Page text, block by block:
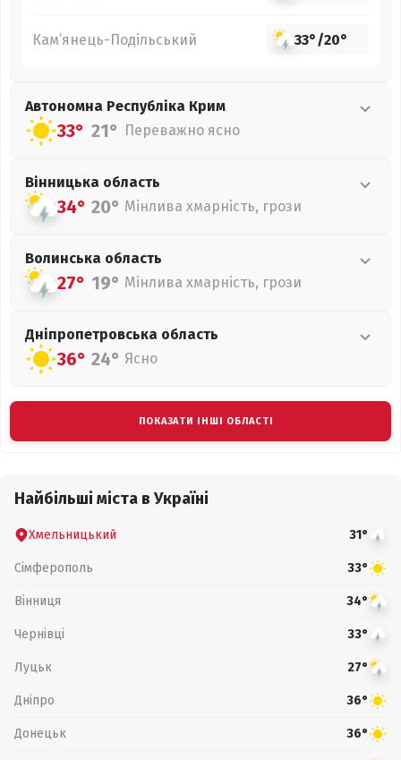
Кам’янець-Подільський 33°/20°
Автономна Республіка Крим
33° 21° Переважно ясно
Вінницька область
34° 20° Мінлива хмарність, грози
Волинська область
27° 19° Мінлива хмарність, грози
Дніпропетровська область
36° 24° Ясно
ПОКАЗАТИ ІНШІ ОБЛАСТІ
Найбільші міста в Україні
Хмельницький 31°
Сімферополь 33°
Вінниця 34°
Чернівці 33°
Луцьк 27°
Дніпро 36°
Донецьк 36°